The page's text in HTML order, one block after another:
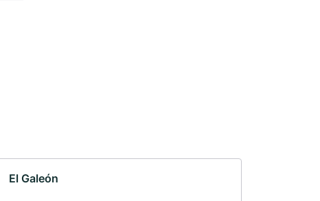
El Galeón